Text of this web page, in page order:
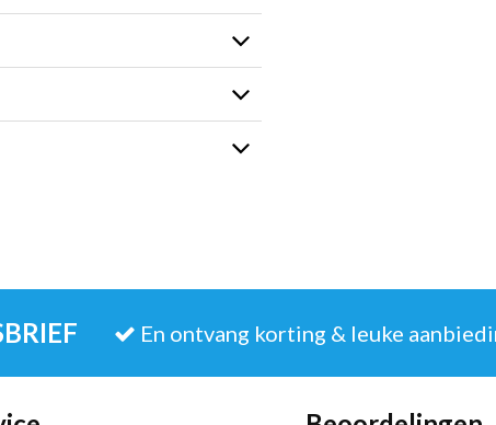
En ontvang korting & leuke